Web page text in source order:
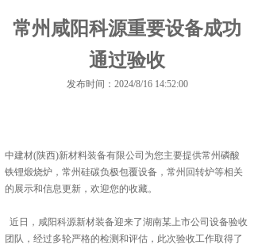
常州咸阳科源重要设备成功
通过验收
发布时间：2024/8/16 14:52:00
中建材(陕西)新材料装备有限公司为您主要提供常州磷酸
铁锂煅烧炉 ，常州硅碳负极包覆设备，常州回转炉等相关
的展示和信息更新，欢迎您的收藏。
近日，咸阳科源新材装备迎来了湖南某上市公司设备验收
团队，经过多轮严格的检测和评估，此次验收工作取得了